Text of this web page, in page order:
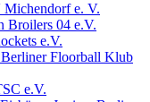
e. V.
Broilers 04 e.V.
e.V.
Berliner Floorball Klub
e.V.